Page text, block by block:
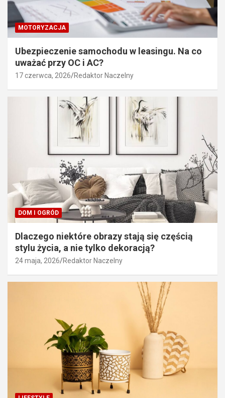
MOTORYZACJA
Ubezpieczenie samochodu w leasingu. Na co
uważać przy OC i AC?
17 czerwca, 2026 Redaktor Naczelny
DOM I OGRÓD
Dlaczego niektóre obrazy stają się częścią
stylu życia, a nie tylko dekoracją?
24 maja, 2026 Redaktor Naczelny